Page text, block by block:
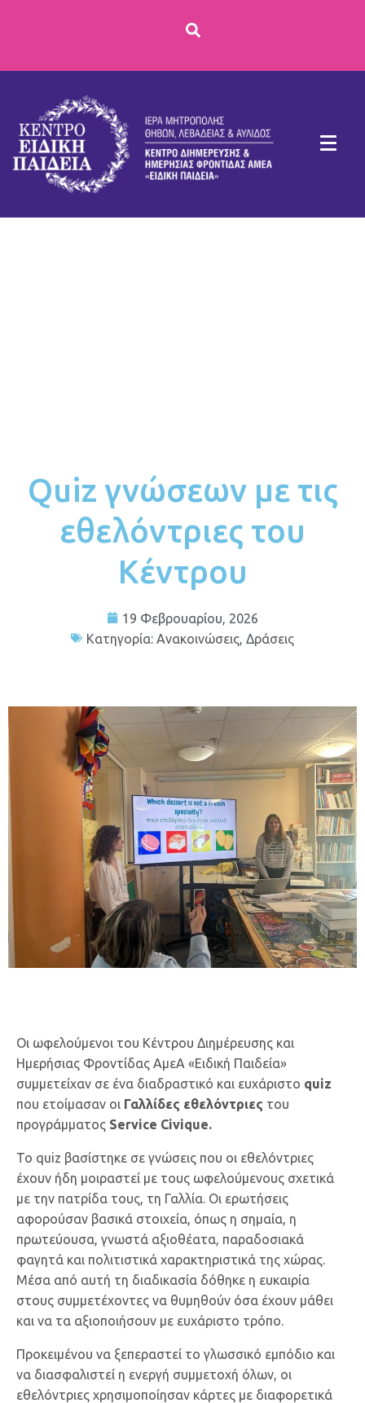
Quiz γνώσεων με τις
εθελόντριες του
Κέντρου
19 Φεβρουαρίου, 2026
Κατηγορία: Ανακοινώσεις, Δράσεις
Oι ωφελούμενοι του Κέντρου Διημέρευσης και
Ημερήσιας Φροντίδας ΑμεΑ «Ειδική Παιδεία»
συμμετείχαν σε ένα διαδραστικό και ευχάριστο quiz
που ετοίμασαν οι Γαλλίδες εθελόντριες του
προγράμματος Service Civique.
Το quiz βασίστηκε σε γνώσεις που οι εθελόντριες
έχουν ήδη μοιραστεί με τους ωφελούμενους σχετικά
με την πατρίδα τους, τη Γαλλία. Οι ερωτήσεις
αφορούσαν βασικά στοιχεία, όπως η σημαία, η
πρωτεύουσα, γνωστά αξιοθέατα, παραδοσιακά
φαγητά και πολιτιστικά χαρακτηριστικά της χώρας.
Μέσα από αυτή τη διαδικασία δόθηκε η ευκαιρία
στους συμμετέχοντες να θυμηθούν όσα έχουν μάθει
και να τα αξιοποιήσουν με ευχάριστο τρόπο.
Προκειμένου να ξεπεραστεί το γλωσσικό εμπόδιο και
να διασφαλιστεί η ενεργή συμμετοχή όλων, οι
εθελόντριες χρησιμοποίησαν κάρτες με διαφορετικά